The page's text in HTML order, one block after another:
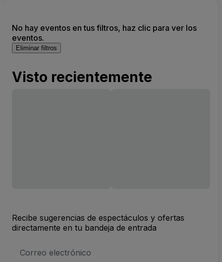
No hay eventos en tus filtros, haz clic para ver los
eventos.
Eliminar filtros
Visto recientemente
Recibe sugerencias de espectáculos y ofertas
directamente en tu bandeja de entrada
de